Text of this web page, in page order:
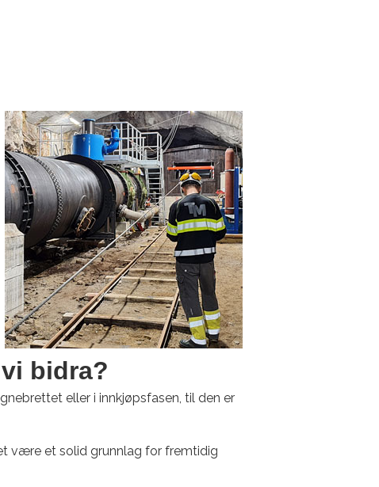
bidra?
eller i innkjøpsfasen, til den er
være et solid grunnlag for fremtidig